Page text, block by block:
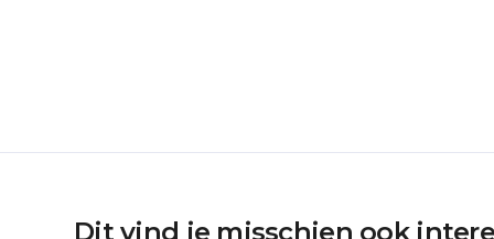
Dit vind je misschien ook